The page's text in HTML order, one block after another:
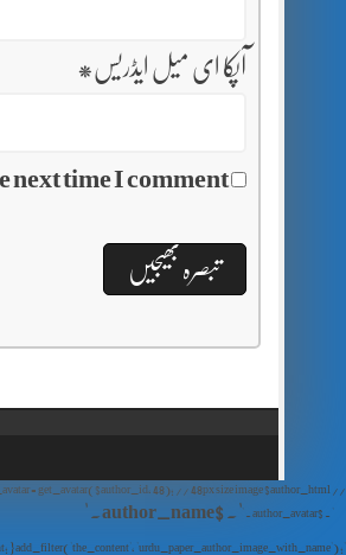
آپکا ای میل ایڈریس *
next time I comment.
// Show Author Image with Author Name in UrduPaper Theme function urdu_paper_author_image_with_name($content) { if (is_single()) { $author_id = get_the_author_meta('ID'); $author_name = get_the_author(); $author_avatar = get_avatar($author_id, 48); // 48px size image $author_html = '
' . $author_avatar . '
' . $author_name . '
'; return $author_html . $content; } return $content; } add_filter('the_content', 'urdu_paper_author_image_with_name');